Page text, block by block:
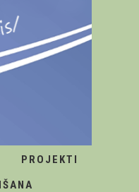
PROJEKTI